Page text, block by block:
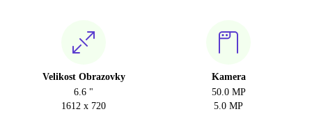
Velikost Obrazovky
6.6 "
1612 x 720
Kamera
50.0 MP
5.0 MP